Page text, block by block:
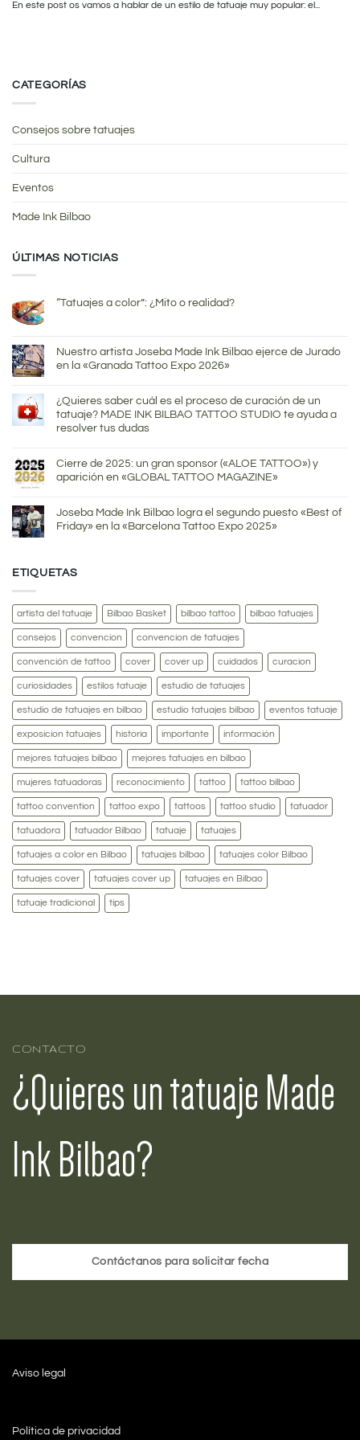
En este post os vamos a hablar de un estilo de tatuaje muy popular: el...
CATEGORÍAS
Consejos sobre tatuajes
Cultura
Eventos
Made Ink Bilbao
ÚLTIMAS NOTICIAS
“Tatuajes a color”: ¿Mito o realidad?
Nuestro artista Joseba Made Ink Bilbao ejerce de Jurado
en la «Granada Tattoo Expo 2026»
¿Quieres saber cuál es el proceso de curación de un
tatuaje? MADE INK BILBAO TATTOO STUDIO te ayuda a
resolver tus dudas
Cierre de 2025: un gran sponsor («ALOE TATTOO») y
aparición en «GLOBAL TATTOO MAGAZINE»
Joseba Made Ink Bilbao logra el segundo puesto «Best of
Friday» en la «Barcelona Tattoo Expo 2025»
ETIQUETAS
artista del tatuaje Bilbao Basket bilbao tattoo bilbao tatuajes
consejos convencion convencion de tatuajes
convención de tattoo cover cover up cuidados curacion
curiosidades estilos tatuaje estudio de tatuajes
estudio de tatuajes en bilbao estudio tatuajes bilbao eventos tatuaje
exposicion tatuajes historia importante información
mejores tatuajes bilbao mejores tatuajes en bilbao
mujeres tatuadoras reconocimiento tattoo tattoo bilbao
tattoo convention tattoo expo tattoos tattoo studio tatuador
tatuadora tatuador Bilbao tatuaje tatuajes
tatuajes a color en Bilbao tatuajes bilbao tatuajes color Bilbao
tatuajes cover tatuajes cover up tatuajes en Bilbao
tatuaje tradicional tips
CONTACTO
¿Quieres un tatuaje Made
Ink Bilbao?
Contáctanos para solicitar fecha
Aviso legal
Política de privacidad